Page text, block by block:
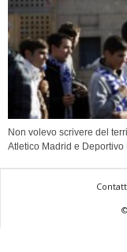
Non volevo scrivere del
Atletico Madrid e